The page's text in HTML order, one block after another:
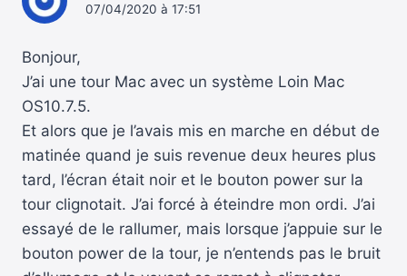
07/04/2020 à 17:51
Bonjour,
J’ai une tour Mac avec un système Loin Mac
OS10.7.5.
Et alors que je l’avais mis en marche en début de
matinée quand je suis revenue deux heures plus
tard, l’écran était noir et le bouton power sur la
tour clignotait. J’ai forcé à éteindre mon ordi. J’ai
essayé de le rallumer, mais lorsque j’appuie sur le
bouton power de la tour, je n’entends pas le bruit